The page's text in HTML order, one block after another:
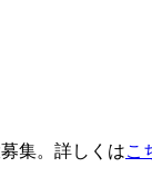
集。詳しくはこ